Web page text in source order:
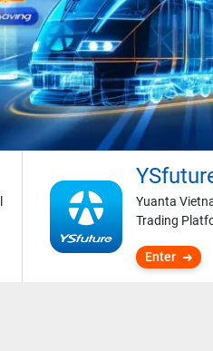
Yuanta
Trading
Enter